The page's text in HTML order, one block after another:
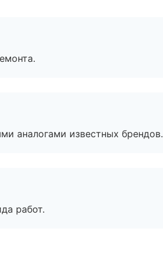
аналогами известных брендов.
работ.